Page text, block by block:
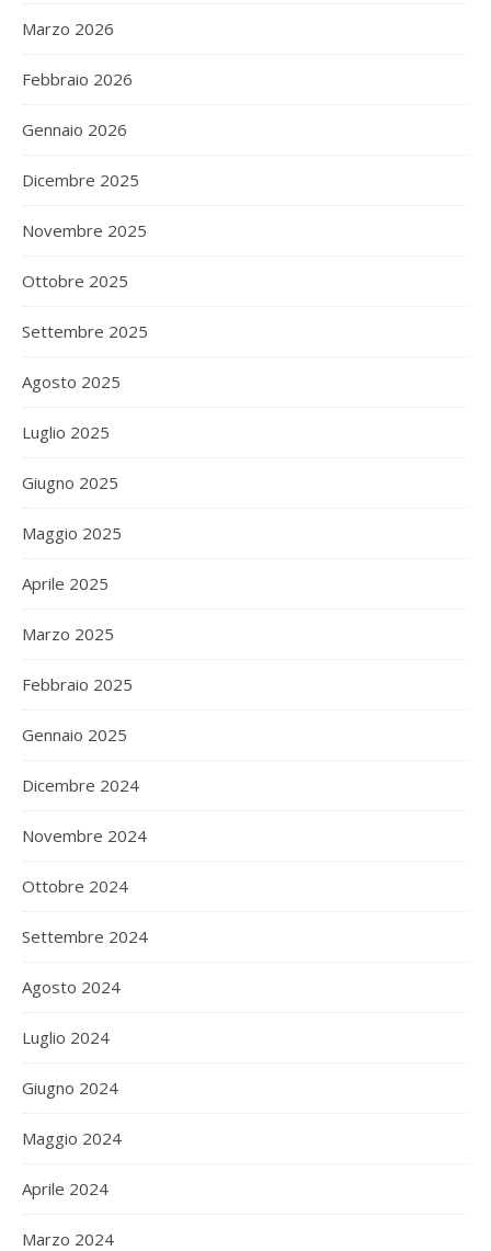
Marzo 2026
Febbraio 2026
Gennaio 2026
Dicembre 2025
Novembre 2025
Ottobre 2025
Settembre 2025
Agosto 2025
Luglio 2025
Giugno 2025
Maggio 2025
Aprile 2025
Marzo 2025
Febbraio 2025
Gennaio 2025
Dicembre 2024
Novembre 2024
Ottobre 2024
Settembre 2024
Agosto 2024
Luglio 2024
Giugno 2024
Maggio 2024
Aprile 2024
Marzo 2024